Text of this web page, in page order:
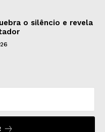
o silêncio e revela